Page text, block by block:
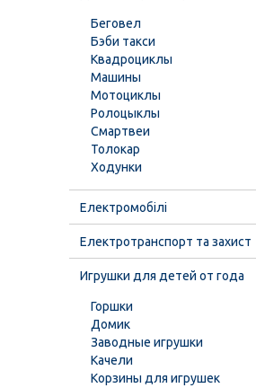
Беговел
Бэби такси
Квадроциклы
Машины
Мотоциклы
Ролоцыклы
Смартвеи
Толокар
Ходунки
Електромобілі
Електротранспорт та захист
Игрушки для детей от года
Горшки
Домик
Заводные игрушки
Качели
Корзины для игрушек